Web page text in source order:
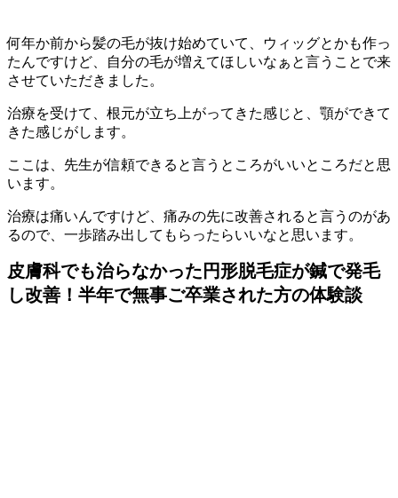
何年か前から髪の毛が抜け始めていて、ウィッグとかも作っ
たんですけど、自分の毛が増えてほしいなぁと言うことで来
させていただきました。
治療を受けて、根元が立ち上がってきた感じと、顎ができて
きた感じがします。
ここは、先生が信頼できると言うところがいいところだと思
います。
治療は痛いんですけど、痛みの先に改善されると言うのがあ
るので、一歩踏み出してもらったらいいなと思います。
皮膚科でも治らなかった円形脱毛症が鍼で発毛
し改善！半年で無事ご卒業された方の体験談